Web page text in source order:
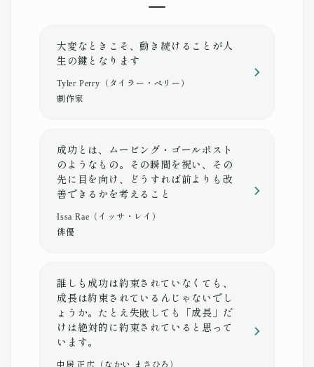
大変なときこそ、動き続けることが人
生の鍵となります
Tyler Perry（タイラー・ペリー）
劇作家
成功とは、ムービング・ゴールポスト
のようなもの。その瞬間を祝い、その
先に目を向け、どうすれば前よりも改
善できるかを考えること
Issa Rae（イッサ・レイ）
俳優
誰しも成功は約束されていなくても、
成長は約束されているんじゃないでし
ょうか。たとえ失敗しても「成長」だ
けは絶対的に約束されていると思って
います。
中居 正広（なかい まさひろ）